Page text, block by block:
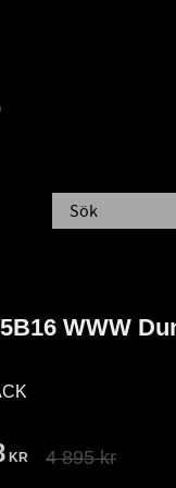
WWW
pris:
KR Ordinarie pris:
4 895kr